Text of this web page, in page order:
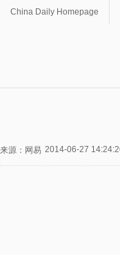
China Daily Homepage
来源：网易 2014-06-27